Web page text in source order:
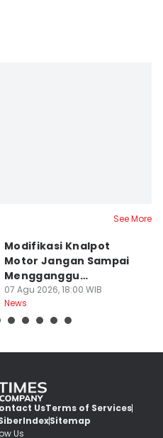
See More
Modifikasi Knalpot
Motor Jangan Sampai
Mengganggu
Pengendara Lain
07 Agu 2026, 18:00 WIB
News
UsTerms of Services
IndexSitemap
Us